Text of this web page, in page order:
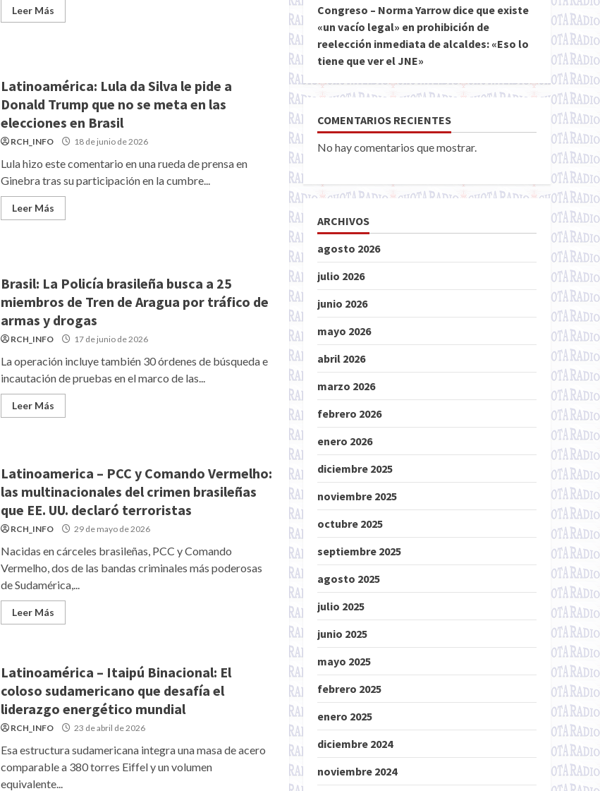
Leer Más
Latinoamérica: Lula da Silva le pide a
Donald Trump que no se meta en las
elecciones en Brasil
RCH_INFO 18 de junio de 2026
Lula hizo este comentario en una rueda de prensa en
Ginebra tras su participación en la cumbre...
Leer Más
Brasil: La Policía brasileña busca a 25
miembros de Tren de Aragua por tráfico de
armas y drogas
RCH_INFO 17 de junio de 2026
La operación incluye también 30 órdenes de búsqueda e
incautación de pruebas en el marco de las...
Leer Más
Latinoamerica – PCC y Comando Vermelho:
las multinacionales del crimen brasileñas
que EE. UU. declaró terroristas
RCH_INFO 29 de mayo de 2026
Nacidas en cárceles brasileñas, PCC y Comando
Vermelho, dos de las bandas criminales más poderosas
de Sudamérica,...
Leer Más
Latinoamérica – Itaipú Binacional: El
coloso sudamericano que desafía el
liderazgo energético mundial
RCH_INFO 23 de abril de 2026
Esa estructura sudamericana integra una masa de acero
comparable a 380 torres Eiffel y un volumen
equivalente...
Congreso – Norma Yarrow dice que existe
«un vacío legal» en prohibición de
reelección inmediata de alcaldes: «Eso lo
tiene que ver el JNE»
COMENTARIOS RECIENTES
No hay comentarios que mostrar.
ARCHIVOS
agosto 2026
julio 2026
junio 2026
mayo 2026
abril 2026
marzo 2026
febrero 2026
enero 2026
diciembre 2025
noviembre 2025
octubre 2025
septiembre 2025
agosto 2025
julio 2025
junio 2025
mayo 2025
febrero 2025
enero 2025
diciembre 2024
noviembre 2024